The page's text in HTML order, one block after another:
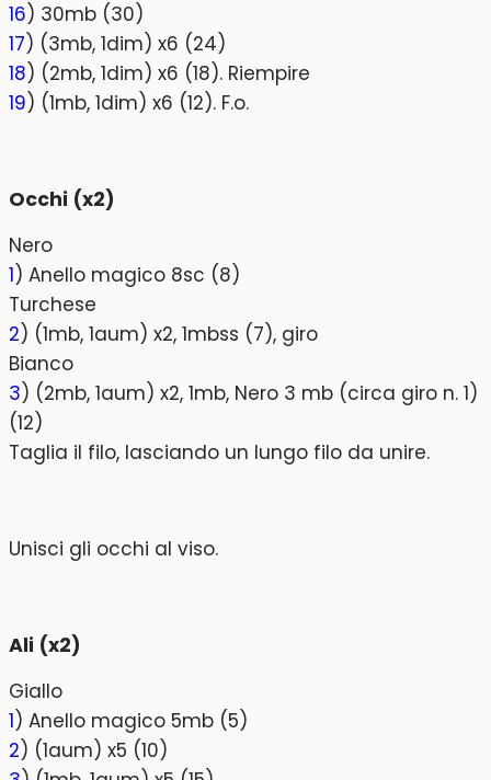
16) 30mb (30)
17) (3mb, 1dim) x6 (24)
18) (2mb, 1dim) x6 (18). Riempire
19) (1mb, 1dim) x6 (12). F.o.
Occhi (x2)
Nero
1) Anello magico 8sc (8)
Turchese
2) (1mb, 1aum) x2, 1mbss (7), giro
Bianco
3) (2mb, 1aum) x2, 1mb, Nero 3 mb (circa giro n. 1)
(12)
Taglia il filo, lasciando un lungo filo da unire.
Unisci gli occhi al viso.
Ali (x2)
Giallo
1) Anello magico 5mb (5)
2) (1aum) x5 (10)